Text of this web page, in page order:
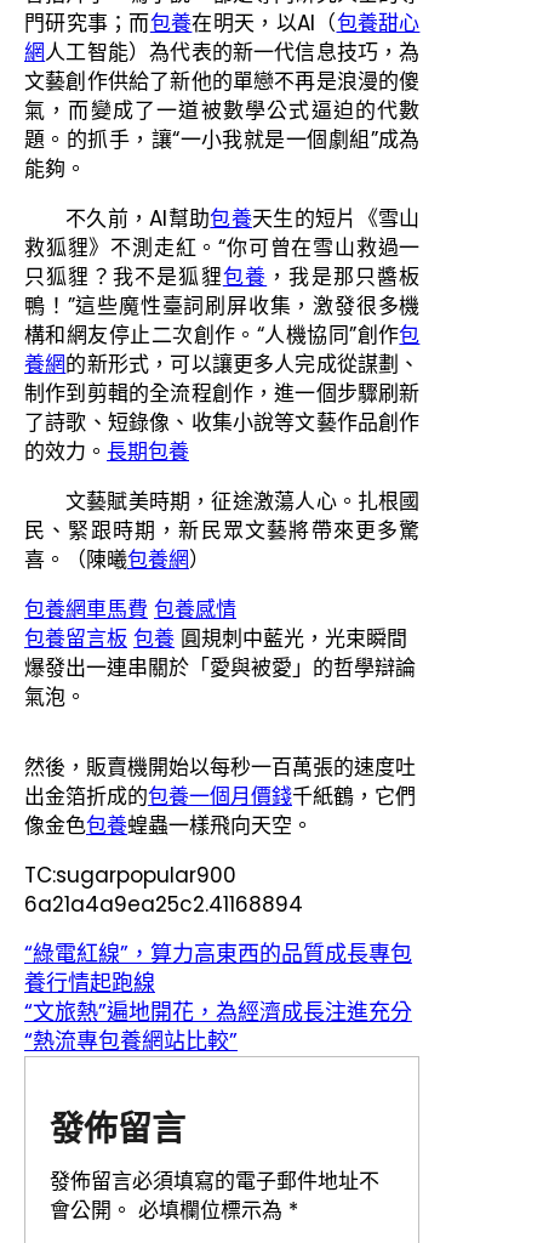
門研究事；而包養在明天，以AI（包養甜心
網人工智能）為代表的新一代信息技巧，為
文藝創作供給了新他的單戀不再是浪漫的傻
氣，而變成了一道被數學公式逼迫的代數
題。的抓手，讓“一小我就是一個劇組”成為
能夠。
不久前，AI幫助包養天生的短片《雪山
救狐貍》不測走紅。“你可曾在雪山救過一
只狐貍？我不是狐貍包養 ，我是那只醬板
鴨！”這些魔性臺詞刷屏收集，激發很多機
構和網友停止二次創作。“人機協同”創作包
養網的新形式，可以讓更多人完成從謀劃、
制作到剪輯的全流程創作，進一個步驟刷新
了詩歌、短錄像、收集小說等文藝作品創作
的效力。 長期包養
文藝賦美時期，征途激蕩人心。扎根國
民、緊跟時期，新民眾文藝將帶來更多驚
喜。（陳曦包養網）
包養網車馬費 包養感情
包養留言板 包養 圓規刺中藍光，光束瞬間
爆發出一連串關於「愛與被愛」的哲學辯論
氣泡。
然後，販賣機開始以每秒一百萬張的速度吐
出金箔折成的包養一個月價錢千紙鶴，它們
像金色包養蝗蟲一樣飛向天空。
TC:sugarpopular900
6a21a4a9ea25c2.41168894
“綠電紅線”，算力高東西的品質成長專包
養行情起跑線
“文旅熱”遍地開花，為經濟成長注進充分
“熱流專包養網站比較”
發佈留言
發佈留言必須填寫的電子郵件地址不
會公開。 必填欄位標示為 *